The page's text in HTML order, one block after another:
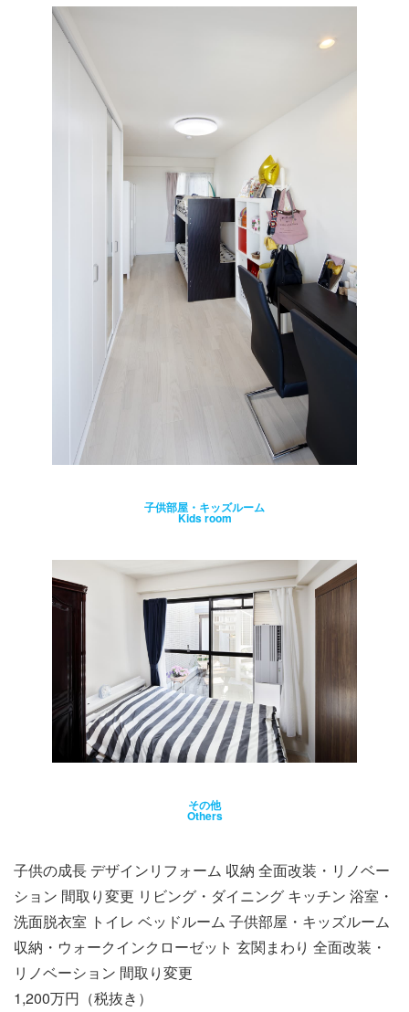
子供部屋・キッズルーム
Kids room
その他
Others
子供の成長 デザインリフォーム 収納 全面改装・リノベー
ション 間取り変更 リビング・ダイニング キッチン 浴室・
洗面脱衣室 トイレ ベッドルーム 子供部屋・キッズルーム
収納・ウォークインクローゼット 玄関まわり 全面改装・
リノベーション 間取り変更
1,200万円（税抜き）